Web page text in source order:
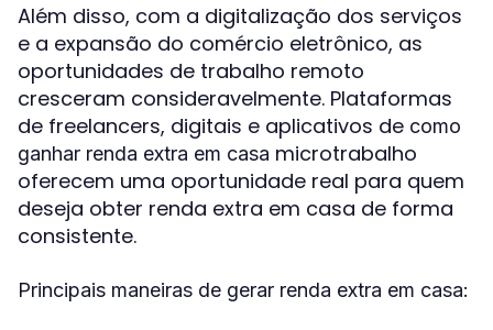
Além disso, com a digitalização dos serviços
e a expansão do comércio eletrônico, as
oportunidades de trabalho remoto
cresceram consideravelmente. Plataformas
de freelancers, digitais e aplicativos de como
ganhar renda extra em casa microtrabalho
oferecem uma oportunidade real para quem
deseja obter renda extra em casa de forma
consistente.
Principais maneiras de gerar renda extra em casa: